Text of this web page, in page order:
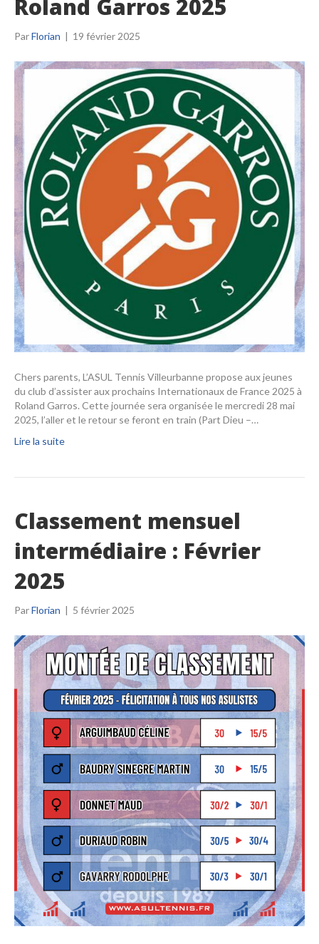
Roland Garros 2025
ParFlorian | 19 février 2025
Chers parents, L’ASUL Tennis Villeurbanne propose aux jeunes
du club d’assister aux prochains Internationaux de France 2025 à
Roland Garros. Cette journée sera organisée le mercredi 28 mai
2025, l’aller et le retour se feront en train (Part Dieu –…
Lire la suite
Classement mensuel
intermédiaire : Février
2025
ParFlorian | 5 février 2025